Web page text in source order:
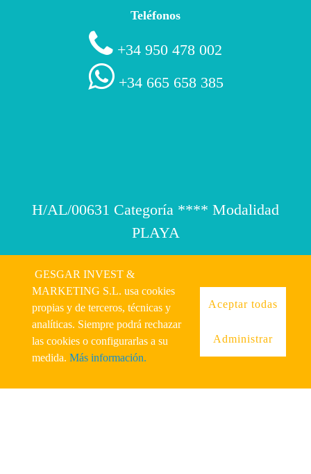
GESGAR INVEST &
MARKETING S.L. usa cookies
propias y de terceros, técnicas y
analíticas. Siempre podrá rechazar
las cookies o configurarlas a su
medida. Más información.
Aceptar todas
Administrar
Teléfonos
+34 950 478 002
+34 665 658 385
H/AL/00631 Categoría **** Modalidad
PLAYA
© 2026 Mojácar Beach
Privacidad